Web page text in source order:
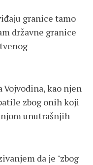
granice tamo
državne granice
kao njen
zbog onih koji
unutrašnjih
da je "zbog